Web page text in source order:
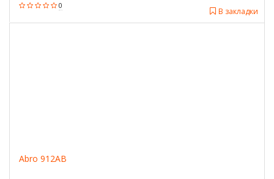
0
В закладки
Abro 912AB